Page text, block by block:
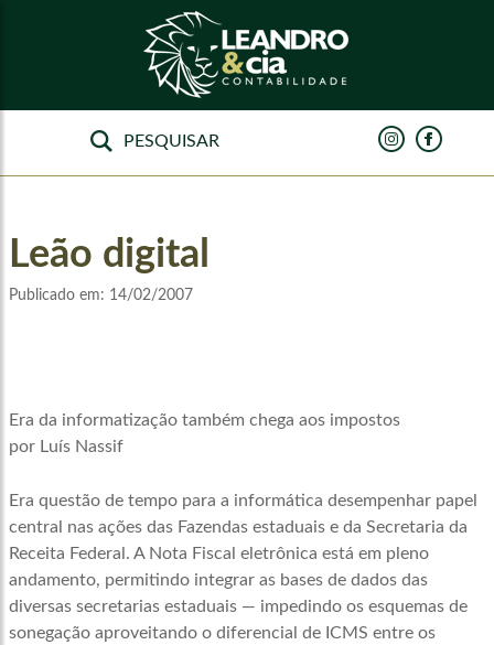
Leão digital
Publicado em: 14/02/2007
Era da informatização também chega aos impostos
por Luís Nassif
Era questão de tempo para a informática desempenhar papel
central nas ações das Fazendas estaduais e da Secretaria da
Receita Federal. A Nota Fiscal eletrônica está em pleno
andamento, permitindo integrar as bases de dados das
diversas secretarias estaduais — impedindo os esquemas de
sonegação aproveitando o diferencial de ICMS entre os